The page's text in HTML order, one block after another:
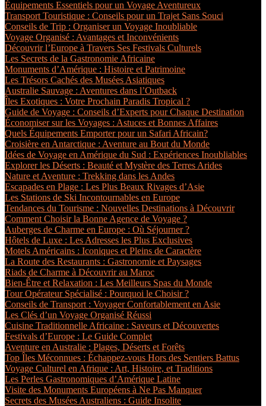
Équipements Essentiels pour un Voyage Aventureux
Transport Touristique : Conseils pour un Trajet Sans Souci
Conseils de Trip : Organiser un Voyage Inoubliable
Voyage Organisé : Avantages et Inconvénients
Découvrir l’Europe à Travers Ses Festivals Culturels
Les Secrets de la Gastronomie Africaine
Monuments d’Amérique : Histoire et Patrimoine
Les Trésors Cachés des Musées Asiatiques
Australie Sauvage : Aventures dans l’Outback
Îles Exotiques : Votre Prochain Paradis Tropical ?
Guide de Voyage : Conseils d’Experts pour Chaque Destination
Économiser sur les Voyages : Astuces et Bonnes Affaires
Quels Équipements Emporter pour un Safari Africain?
Croisière en Antarctique : Aventure au Bout du Monde
Idées de Voyage en Amérique du Sud : Expériences Inoubliables
Explorer les Déserts : Beauté et Mystère des Terres Arides
Nature et Aventure : Trekking dans les Andes
Escapades en Plage : Les Plus Beaux Rivages d’Asie
Les Stations de Ski Incontournables en Europe
Tendances du Tourisme : Nouvelles Destinations à Découvrir
Comment Choisir la Bonne Agence de Voyage ?
Auberges de Charme en Europe : Où Séjourner ?
Hôtels de Luxe : Les Adresses les Plus Exclusives
Motels Américains : Iconiques et Pleins de Caractère
La Route des Restaurants : Gastronomie et Paysages
Riads de Charme à Découvrir au Maroc
Bien-Être et Relaxation : Les Meilleurs Spas du Monde
Tour Opérateur Spécialisé : Pourquoi le Choisir ?
Conseils de Transport : Voyager Confortablement en Asie
Les Clés d’un Voyage Organisé Réussi
Cuisine Traditionnelle Africaine : Saveurs et Découvertes
Festivals d’Europe : Le Guide Complet
Aventure en Australie : Plages, Déserts et Forêts
Top Îles Méconnues : Échappez-vous Hors des Sentiers Battus
Voyage Culturel en Afrique : Art, Histoire, et Traditions
Les Perles Gastronomiques d’Amérique Latine
Visite des Monuments Européens à Ne Pas Manquer
Secrets des Musées Australiens : Guide Insolite